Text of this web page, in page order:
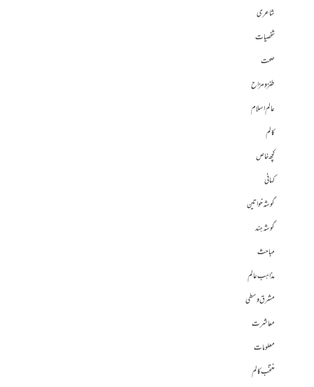
شاعری
شخصیات
صحت
طنز و مزاح
عالم اسلام
کالم
کچھ خاص
کہانی
گوشہ خواتین
گوشہ ہند
مباحث
مذاہب عالم
مشرق وسطی
معاشرت
معلومات
منتخب کالم